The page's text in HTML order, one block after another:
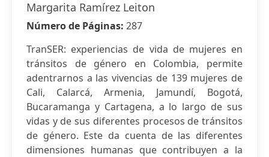
Margarita Ramírez Leiton
Número de Páginas: 287
TranSER: experiencias de vida de mujeres en
tránsitos de género en Colombia, permite
adentrarnos a las vivencias de 139 mujeres de
Cali, Calarcá, Armenia, Jamundí, Bogotá,
Bucaramanga y Cartagena, a lo largo de sus
vidas y de sus diferentes procesos de tránsitos
de género. Este da cuenta de las diferentes
dimensiones humanas que contribuyen a la